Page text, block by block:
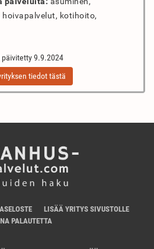
hoivapalvelut, kotihoito,
päivitetty 9.9.2024
tiedot tästä
LISÄÄ YRITYS SIVUSTOLLE
PALAUTETTA